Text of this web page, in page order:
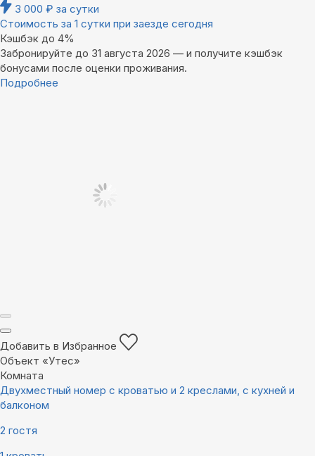
3 000 ₽ за сутки
Стоимость за 1 сутки при заезде сегодня
Кэшбэк до 4%
Забронируйте до 31 августа 2026 — и получите кэшбэк
бонусами после оценки проживания.
Подробнее
Добавить в Избранное
Объект «Утес»
Комната
Двухместный номер с кроватью и 2 креслами, с кухней и
балконом
2 гостя